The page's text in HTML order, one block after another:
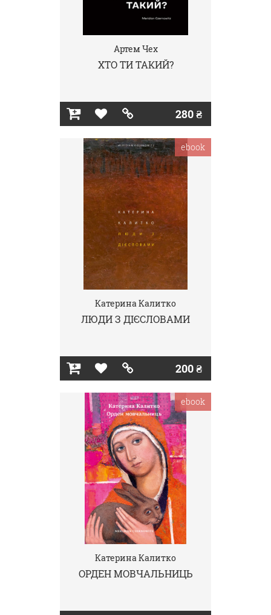
Артем Чех
ХТО ТИ ТАКИЙ?
280 ₴
Катерина Калитко
ЛЮДИ З ДІЄСЛОВАМИ
200 ₴
ebook
Катерина Калитко
ОРДЕН МОВЧАЛЬНИЦЬ
ebook